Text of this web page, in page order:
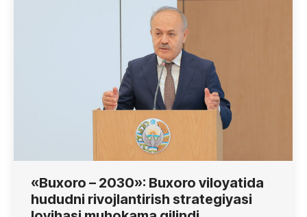
«Buxoro – 2030»: Buxoro viloyatida
hududni rivojlantirish strategiyasi